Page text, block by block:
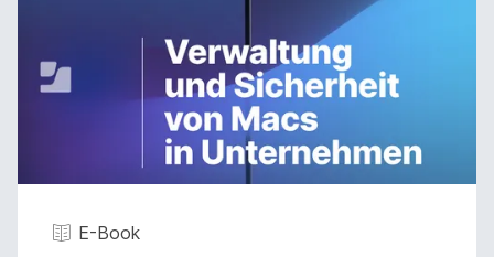
E-Book